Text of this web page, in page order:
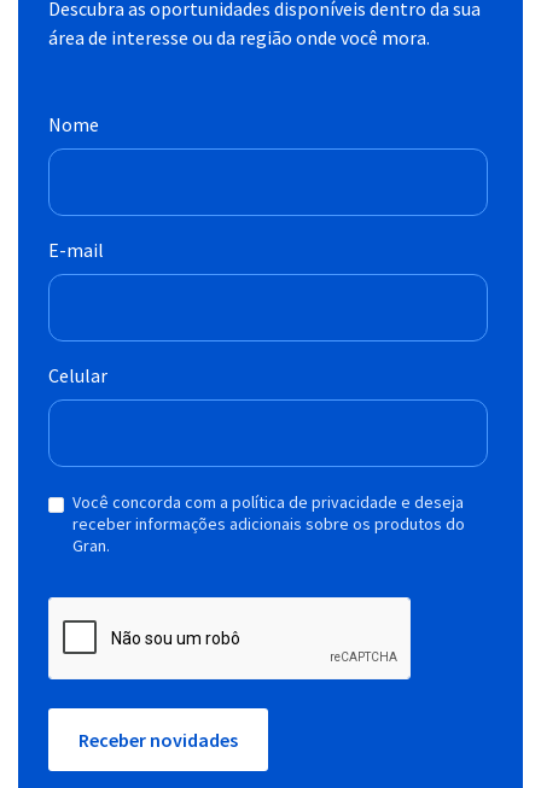
Descubra as oportunidades disponíveis dentro da sua
área de interesse ou da região onde você mora.
Nome
E-mail
Celular
Você concorda com a política de privacidade e deseja
receber informações adicionais sobre os produtos do
Gran.
Receber novidades